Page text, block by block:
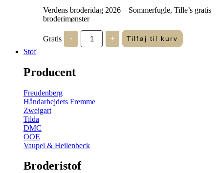
Verdens broderidag 2026 – Sommerfugle, Tille’s gratis
broderimønster
Gratis -
Verdens
broderidag
2026
+ Tilføj til kurv
Stof
Producent
Freudenberg
Håndarbejdets Fremme
Zweigart
Tilda
DMC
OOE
Vaupel & Heilenbeck
Broderistof